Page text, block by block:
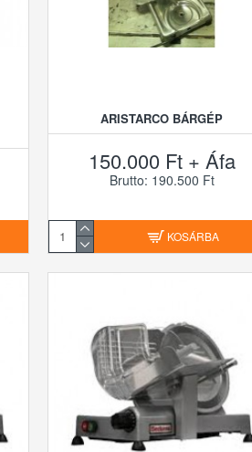
ARISTARCO BÁRGÉP
150.000 Ft + Áfa
Brutto: 190.500 Ft
KOSÁRBA